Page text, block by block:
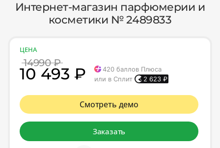
Интернет-магазин парфюмерии и
косметики № 2489833
ЦЕНА
14990 ₽
10 493 ₽ 420баллов Плюса
или в Сплит
2 623₽
Смотреть демо
Заказать